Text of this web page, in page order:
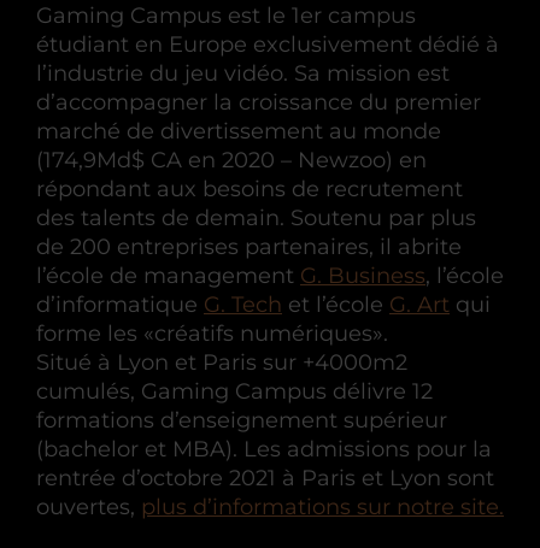
Gaming Campus est le 1er campus
étudiant en Europe exclusivement dédié à
l’industrie du jeu vidéo. Sa mission est
d’accompagner la croissance du premier
marché de divertissement au monde
(174,9Md$ CA en 2020 – Newzoo) en
répondant aux besoins de recrutement
des talents de demain. Soutenu par plus
de 200 entreprises partenaires, il abrite
l’école de management G. Business, l’école
d’informatique G. Tech et l’école G. Art qui
forme les «créatifs numériques».
Situé à Lyon et Paris sur +4000m2
cumulés, Gaming Campus délivre 12
formations d’enseignement supérieur
(bachelor et MBA). Les admissions pour la
rentrée d’octobre 2021 à Paris et Lyon sont
ouvertes, plus d’informations sur notre site.